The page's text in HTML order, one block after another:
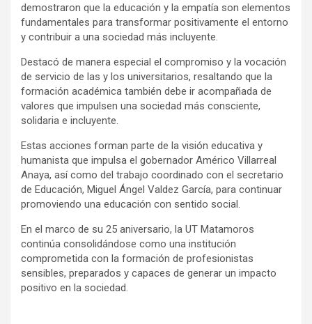
demostraron que la educación y la empatía son elementos
fundamentales para transformar positivamente el entorno
y contribuir a una sociedad más incluyente.
Destacó de manera especial el compromiso y la vocación
de servicio de las y los universitarios, resaltando que la
formación académica también debe ir acompañada de
valores que impulsen una sociedad más consciente,
solidaria e incluyente.
Estas acciones forman parte de la visión educativa y
humanista que impulsa el gobernador Américo Villarreal
Anaya, así como del trabajo coordinado con el secretario
de Educación, Miguel Ángel Valdez García, para continuar
promoviendo una educación con sentido social.
En el marco de su 25 aniversario, la UT Matamoros
continúa consolidándose como una institución
comprometida con la formación de profesionistas
sensibles, preparados y capaces de generar un impacto
positivo en la sociedad.